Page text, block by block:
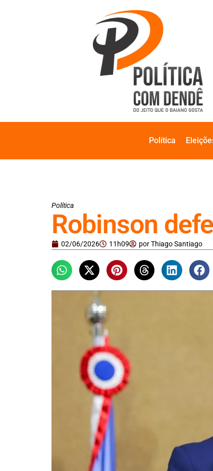
Política
Política
Robinson
02/06/2026 11h09 porThiago Santiago